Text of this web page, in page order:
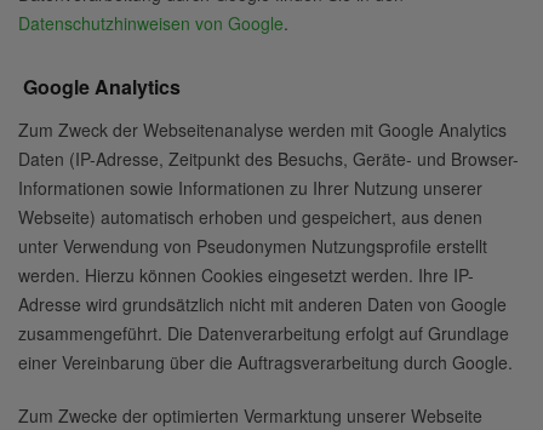
Datenschutzhinweisen von Google.
Google Analytics
Zum Zweck der Webseitenanalyse werden mit Google Analytics
Daten (IP-Adresse, Zeitpunkt des Besuchs, Geräte- und Browser-
Informationen sowie Informationen zu Ihrer Nutzung unserer
Webseite) automatisch erhoben und gespeichert, aus denen
unter Verwendung von Pseudonymen Nutzungsprofile erstellt
werden. Hierzu können Cookies eingesetzt werden. Ihre IP-
Adresse wird grundsätzlich nicht mit anderen Daten von Google
zusammengeführt. Die Datenverarbeitung erfolgt auf Grundlage
einer Vereinbarung über die Auftragsverarbeitung durch Google.
Zum Zwecke der optimierten Vermarktung unserer Webseite